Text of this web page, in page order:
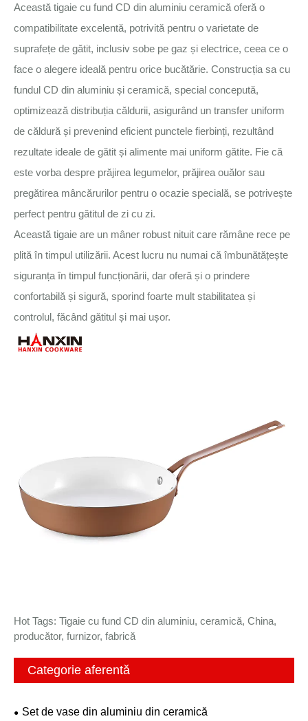
Această tigaie cu fund CD din aluminiu ceramică oferă o
compatibilitate excelentă, potrivită pentru o varietate de
suprafețe de gătit, inclusiv sobe pe gaz și electrice, ceea ce o
face o alegere ideală pentru orice bucătărie. Construcția sa cu
fundul CD din aluminiu și ceramică, special concepută,
optimizează distribuția căldurii, asigurând un transfer uniform
de căldură și prevenind eficient punctele fierbinți, rezultând
rezultate ideale de gătit și alimente mai uniform gătite. Fie că
este vorba despre prăjirea legumelor, prăjirea ouălor sau
pregătirea mâncărurilor pentru o ocazie specială, se potrivește
perfect pentru gătitul de zi cu zi.
Această tigaie are un mâner robust nituit care rămâne rece pe
plită în timpul utilizării. Acest lucru nu numai că îmbunătățește
siguranța în timpul funcționării, dar oferă și o prindere
confortabilă și sigură, sporind foarte mult stabilitatea și
controlul, făcând gătitul și mai ușor.
Hot Tags: Tigaie cu fund CD din aluminiu, ceramică, China,
producător, furnizor, fabrică
Categorie aferentă
Set de vase din aluminiu din ceramică